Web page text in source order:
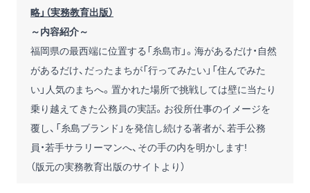
略」（実務教育出版）
～内容紹介～
福岡県の最西端に位置する「糸島市」。海があるだけ・自然
があるだけ、だったまちが「行ってみたい」「住んでみた
い」人気のまちへ。置かれた場所で挑戦しては壁に当たり
乗り越えてきた公務員の実話。お役所仕事のイメージを
覆し、「糸島ブランド」を発信し続ける著者が、若手公務
員・若手サラリーマンへ、その手の内を明かします!
（版元の実務教育出版のサイトより）